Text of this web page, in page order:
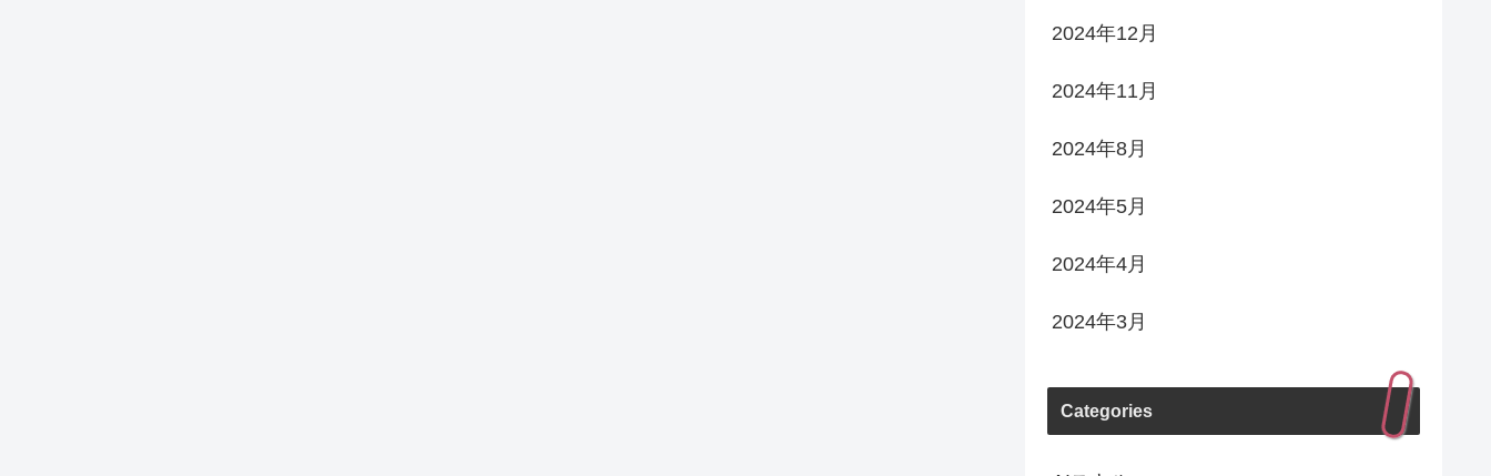
2024年12月
2024年11月
2024年8月
2024年5月
2024年4月
2024年3月
Categories